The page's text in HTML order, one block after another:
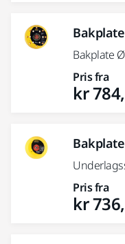
Bakplate
Pris fra
kr
Pris fra
kr